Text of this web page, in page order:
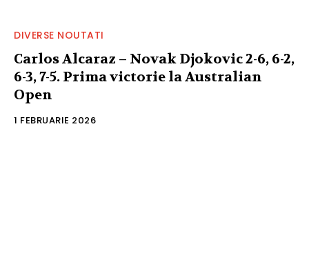
DIVERSE NOUTATI
Carlos Alcaraz – Novak Djokovic 2-6, 6-2,
6-3, 7-5. Prima victorie la Australian
Open
1 FEBRUARIE 2026